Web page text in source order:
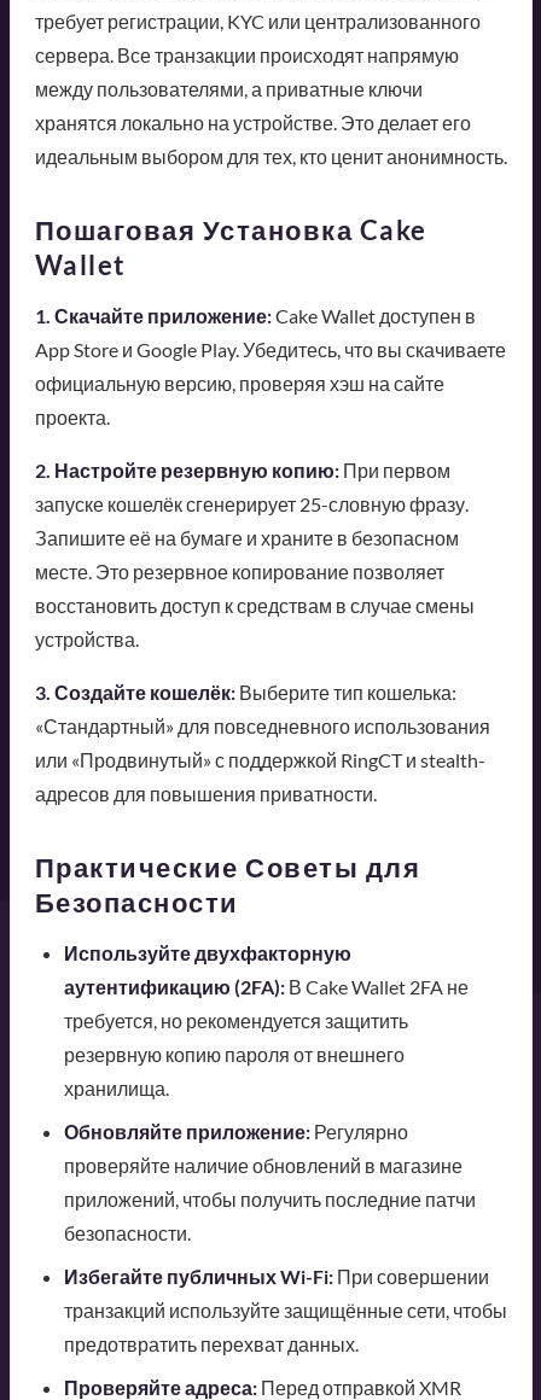
требует регистрации, KYC или централизованного
сервера. Все транзакции происходят напрямую
между пользователями, а приватные ключи
хранятся локально на устройстве. Это делает его
идеальным выбором для тех, кто ценит анонимность.
Пошаговая Установка Cake
Wallet
1. Скачайте приложение:Cake Wallet доступен в
App Store и Google Play. Убедитесь, что вы скачиваете
официальную версию, проверяя хэш на сайте
проекта.
2. Настройте резервную копию:При первом
запуске кошелёк сгенерирует 25-словную фразу.
Запишите её на бумаге и храните в безопасном
месте. Это резервное копирование позволяет
восстановить доступ к средствам в случае смены
устройства.
3. Создайте кошелёк:Выберите тип кошелька:
«Стандартный» для повседневного использования
или «Продвинутый» с поддержкой RingCT и stealth-
адресов для повышения приватности.
Практические Советы для
Безопасности
Используйте двухфакторную
аутентификацию (2FA):В Cake Wallet 2FA не
требуется, но рекомендуется защитить
резервную копию пароля от внешнего
хранилища.
Обновляйте приложение:Регулярно
проверяйте наличие обновлений в магазине
приложений, чтобы получить последние патчи
безопасности.
Избегайте публичных Wi-Fi:При совершении
транзакций используйте защищённые сети, чтобы
предотвратить перехват данных.
Проверяйте адреса:Перед отправкой XMR